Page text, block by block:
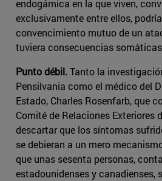
endogámica en la que viven,
exclusivamente entre ellos,
convencimiento mutuo de un
tuviera consecuencias
Punto débil.Tanto la
Pensilvania como el médico del
Estado, Charles Rosenfarb, que
Comité de Relaciones Exteriores
descartar que los síntomas
se debieran a un mero
que unas sesenta personas,
estadounidenses y canadienses,